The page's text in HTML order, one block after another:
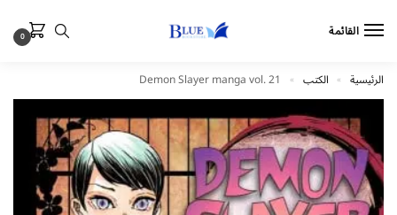
القائمة 0
الرئيسية » الكتب »
Demon Slayer manga vol. 21